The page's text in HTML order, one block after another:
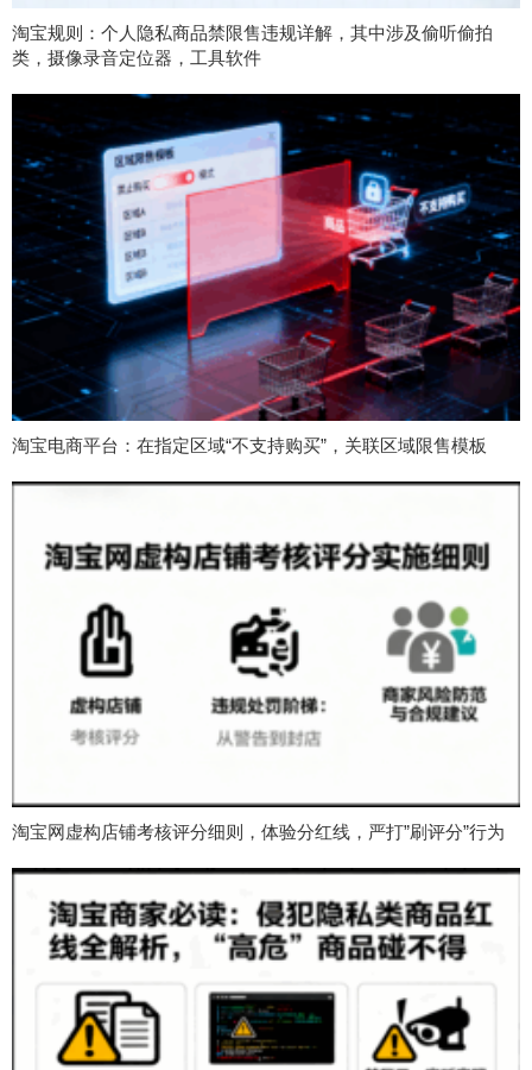
淘宝规则：个人隐私商品禁限售违规详解，其中涉及偷听偷拍
类，摄像录音定位器，工具软件
淘宝电商平台：在指定区域“不支持购买”，关联区域限售模板
淘宝网虚构店铺考核评分细则，体验分红线，严打”刷评分”行为